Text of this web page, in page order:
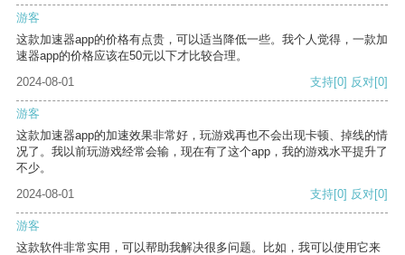
游客
这款加速器app的价格有点贵，可以适当降低一些。我个人觉得，一款加
速器app的价格应该在50元以下才比较合理。
2024-08-01
支持[0] 反对[0]
游客
这款加速器app的加速效果非常好，玩游戏再也不会出现卡顿、掉线的情
况了。我以前玩游戏经常会输，现在有了这个app，我的游戏水平提升了
不少。
2024-08-01
支持[0] 反对[0]
游客
这款软件非常实用，可以帮助我解决很多问题。比如，我可以使用它来